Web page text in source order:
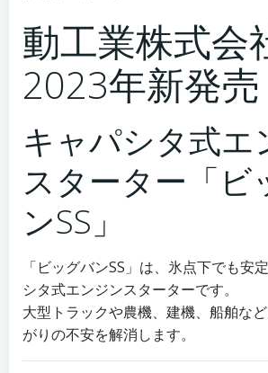
動工業株式会
2023年新発売
キャパシタ式エ
スターター「ビ
ンSS」
「ビッグバンSS」は、氷点下でも安
シタ式エンジンスターターです。
大型トラックや農機、建機、船舶な
がりの不安を解消します。